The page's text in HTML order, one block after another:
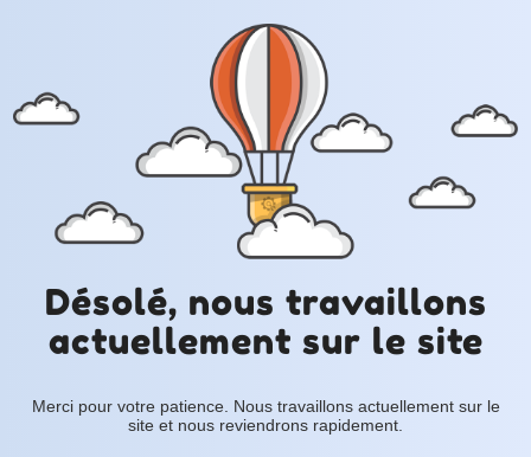
Désolé, nous travaillons
actuellement sur le site
Merci pour votre patience. Nous travaillons actuellement sur le
site et nous reviendrons rapidement.